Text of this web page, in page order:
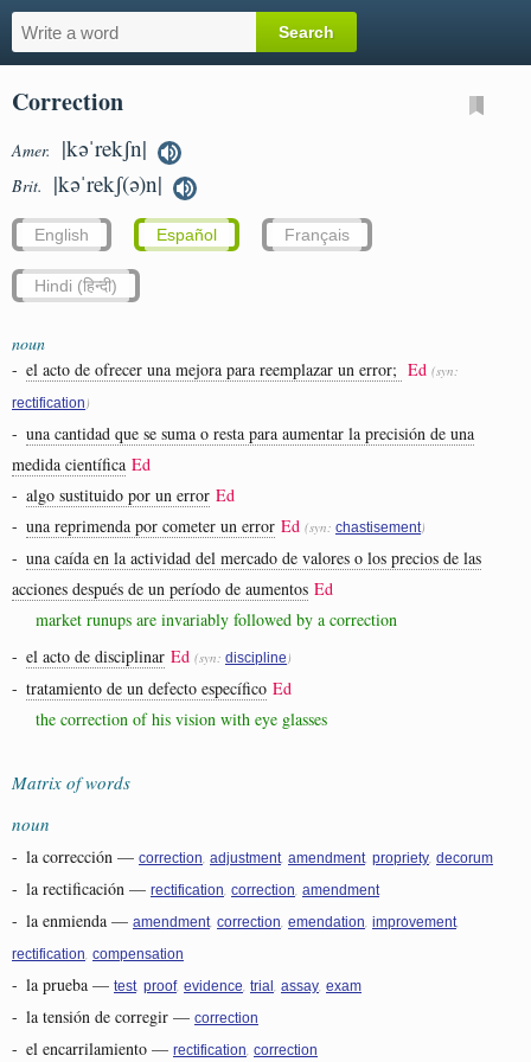
Correction
Amer. |kəˈrekʃn|
Brit. |kəˈrekʃ(ə)n|
English Español Français
Hindi (हिन्दी)
noun
- el acto de ofrecer una mejora para reemplazar un error; Ed (syn:
rectification )
- una cantidad que se suma o resta para aumentar la precisión de una
medida científica Ed
- algo sustituido por un error Ed
- una reprimenda por cometer un error Ed (syn: chastisement)
- una caída en la actividad del mercado de valores o los precios de las
acciones después de un período de aumentos Ed
market runups are invariably followed by a correction
- el acto de disciplinar Ed (syn: discipline )
- tratamiento de un defecto específico Ed
the correction of his vision with eye glasses
Matrix of words
noun
- la corrección — correction adjustment amendment propriety decorum
- la rectificación — rectification correction amendment
- la enmienda — amendment correction emendation improvement
rectification compensation
- la prueba — test proof, evidence trial assay exam
- la tensión de corregir — correction
- el encarrilamiento — rectification correction